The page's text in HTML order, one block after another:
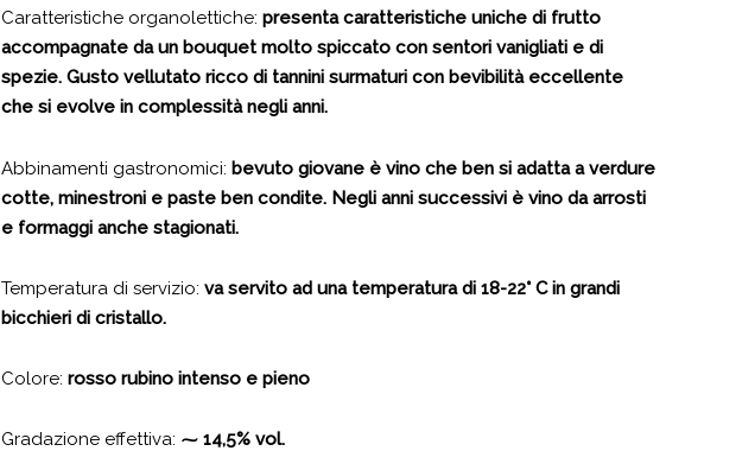
Caratteristiche organolettiche: presenta caratteristiche uniche di frutto
accompagnate da un bouquet molto spiccato con sentori vanigliati e di
spezie. Gusto vellutato ricco di tannini surmaturi con bevibilità eccellente
che si evolve in complessità negli anni.
Abbinamenti gastronomici: bevuto giovane è vino che ben si adatta a verdure
cotte, mi­nestroni e paste ben condite. Negli anni successivi è vino da arrosti
e formaggi anche stagionati.
Temperatura di servizio: va servito ad una temperatura di 18-22° C in grandi
bicchieri di cristallo.
Colore: rosso rubino intenso e pieno
Gradazione effettiva: ⁓ 14,5% vol.